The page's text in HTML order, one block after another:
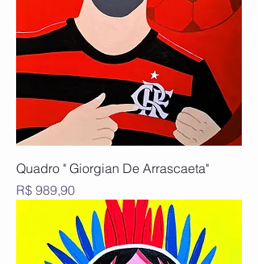
Quadro " Giorgian De Arrascaeta"
Preço
R$ 989,90